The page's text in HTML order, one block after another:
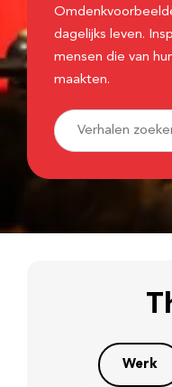
dagelijks leven.
mensen die van
maakten.
Werk